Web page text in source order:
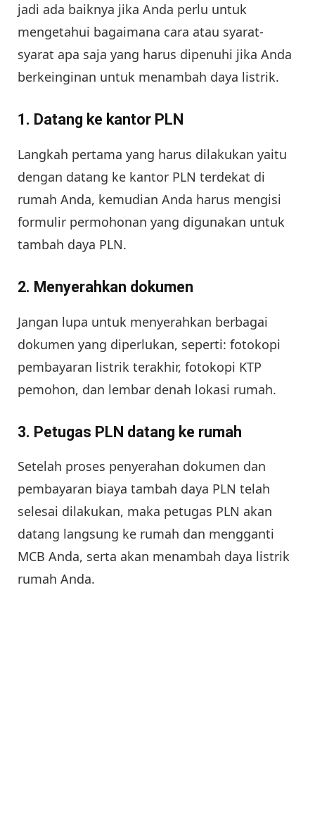
jadi ada baiknya jika Anda perlu untuk
mengetahui bagaimana cara atau syarat-
syarat apa saja yang harus dipenuhi jika Anda
berkeinginan untuk menambah daya listrik.
1. Datang ke kantor PLN
Langkah pertama yang harus dilakukan yaitu
dengan datang ke kantor PLN terdekat di
rumah Anda, kemudian Anda harus mengisi
formulir permohonan yang digunakan untuk
tambah daya PLN.
2. Menyerahkan dokumen
Jangan lupa untuk menyerahkan berbagai
dokumen yang diperlukan, seperti: fotokopi
pembayaran listrik terakhir, fotokopi KTP
pemohon, dan lembar denah lokasi rumah.
3. Petugas PLN datang ke rumah
Setelah proses penyerahan dokumen dan
pembayaran biaya tambah daya PLN telah
selesai dilakukan, maka petugas PLN akan
datang langsung ke rumah dan mengganti
MCB Anda, serta akan menambah daya listrik
rumah Anda.